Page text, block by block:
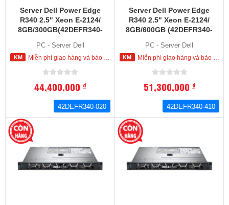
Server Dell Power Edge
R340 2.5" Xeon E-2124/
8GB/300GB(42DEFR340-
PC - Server Dell
Miễn phí giao hàng và bảo hành tận nơi trong nội thành HCM
44,400,000đ
42DEFR340-020
Server Dell Power Edge
R340 2.5" Xeon E-2124/
8GB/600GB (42DEFR340-
PC - Server Dell
Miễn phí giao hàng và bảo hành tận nơi trong nội thành HCM
51,300,000đ
42DEFR340-410